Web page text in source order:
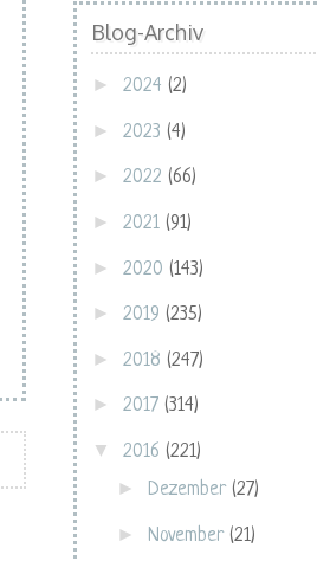
Blog-Archiv
► 2024 (2)
► 2023 (4)
► 2022 (66)
► 2021 (91)
► 2020 (143)
► 2019 (235)
► 2018 (247)
► 2017 (314)
▼ 2016 (221)
► Dezember (27)
► November (21)